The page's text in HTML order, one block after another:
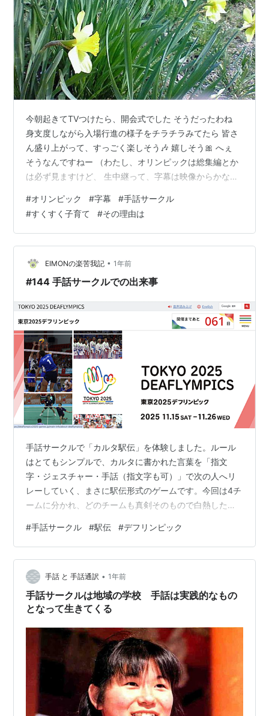
今朝起きてTVつけたら、開会式でした そうだったわね
身支度しながら入場行進の様子をチラチラみてたら 皆さ
ん盛り上がって、すっごく楽しそう🎶 嬉しそう🎀 へぇ
そうなんですねー （わたし、オリンピックは総集編とか
は必ず見ますけど、 生中継って、字幕は映像からかなり
『すくすく子育て』という番組をよく見ます 介護と子育
て って、共通点があるようで、 必死で介護していた頃、
よくこれでヒントをもらったりしてました ✨ どの先生方
も、否定しないんですよね、子どもも 親も。 ありのまま
を一旦認める、それなりにやっていると評価☆ その上
で、専門家としての…
#オリンピック #字幕 #手話サークル
#すくすく子育て #その理由は
EIMONの楽苦我記 • 1年前
#144 手話サークルでの出来事
手話サークルで「カルタ駅伝」を体験しました。ルール
はとてもシンプルで、カルタに書かれた言葉を「指文
字・ジェスチャー・手話（指文字も可）」で次の人へリ
レーしていく、まさに駅伝形式のゲームです。今回は4チ
ームに分かれ、どのチームも真剣そのもので白熱した雰
苦労し、簡単そうでいて奥深い世界を実感しました。中
には、表現の工夫が素晴らしい方もおられて、その豊か
な発想力や伝える力に心から感心しました。「どうすれ
ばもっと分かりやすく、的確に伝わるのか」伝える側の
センスや思いきりの良さも重要だと改めて感じた次第で
す。短い時間でしたが、遊びの中で自然と手話の練習
#手話サークル #駅伝 #デフリンピック
手話 と 手話通訳 • 1年前
手話サークルは地域の学校 手話は実践的なもの
となって生きてくる